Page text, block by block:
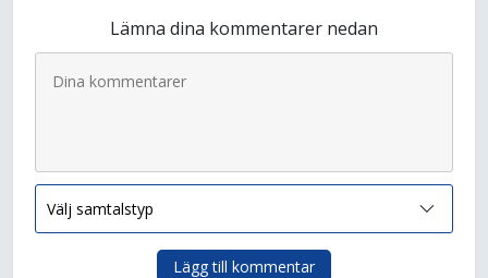
Lämna dina kommentarer nedan
Lägg till kommentar